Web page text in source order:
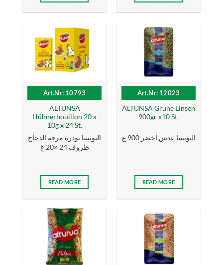
Art.Nr: 10793
ALTUNSA
Hühnerbouillon 20 x
10g x 24 St.
التونسا بودرة مرقة الدجاج
ظروف 24 ×20 غ
READ MORE
Art.Nr: 12023
ALTUNSA Grüne Linsen
900gr x10 St.
التونسا عدس اخضر 900 غ
READ MORE